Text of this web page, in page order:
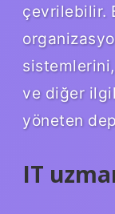
çevrilebilir.
sistemlerini,
ve diğer
yöneten
IT